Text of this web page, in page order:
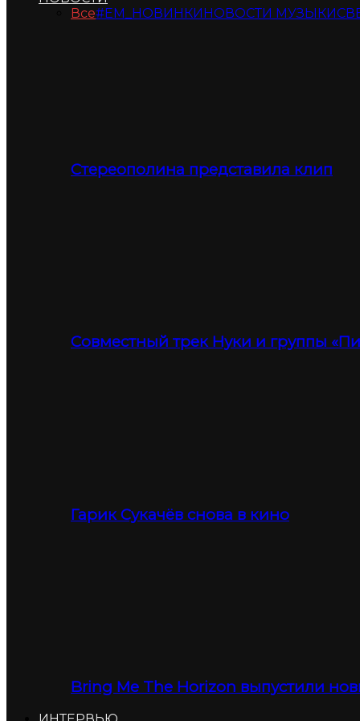
Все#ЕМ_НОВИНКИНОВОСТИ МУЗЫКИ
Стереополина представила клип
Совместный трек Нуки и группы
Гарик Сукачёв снова в кино
Bring Me The Horizon выпустили